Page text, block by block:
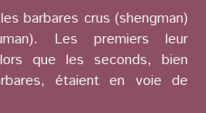
barbares crus (shengman)
Les premiers leur
que les seconds, bien
étaient en voie de